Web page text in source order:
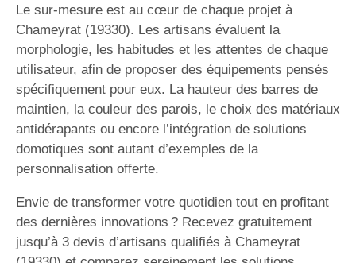
Le sur-mesure est au cœur de chaque projet à
Chameyrat (19330). Les artisans évaluent la
morphologie, les habitudes et les attentes de chaque
utilisateur, afin de proposer des équipements pensés
spécifiquement pour eux. La hauteur des barres de
maintien, la couleur des parois, le choix des matériaux
antidérapants ou encore l’intégration de solutions
domotiques sont autant d’exemples de la
personnalisation offerte.
Envie de transformer votre quotidien tout en profitant
des dernières innovations ? Recevez gratuitement
jusqu’à 3 devis d’artisans qualifiés à Chameyrat